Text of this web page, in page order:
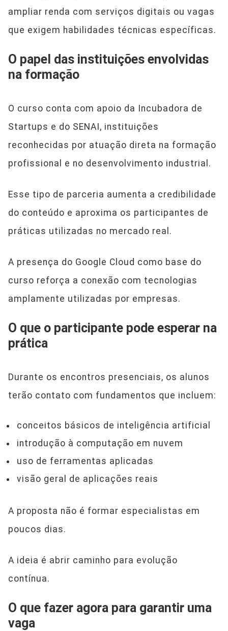
ampliar renda com serviços digitais ou vagas
que exigem habilidades técnicas específicas.
O papel das instituições envolvidas
na formação
O curso conta com apoio da Incubadora de
Startups e do SENAI, instituições
reconhecidas por atuação direta na formação
profissional e no desenvolvimento industrial.
Esse tipo de parceria aumenta a credibilidade
do conteúdo e aproxima os participantes de
práticas utilizadas no mercado real.
A presença do Google Cloud como base do
curso reforça a conexão com tecnologias
amplamente utilizadas por empresas.
O que o participante pode esperar na
prática
Durante os encontros presenciais, os alunos
terão contato com fundamentos que incluem:
conceitos básicos de inteligência artificial
introdução à computação em nuvem
uso de ferramentas aplicadas
visão geral de aplicações reais
A proposta não é formar especialistas em
poucos dias.
A ideia é abrir caminho para evolução
contínua.
O que fazer agora para garantir uma
vaga